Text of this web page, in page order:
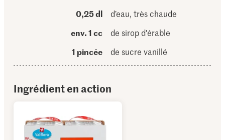
0,25 dl
d’eau, très chaude
env. 1 cc
de sirop d'érable
1 pincée
de sucre vanillé
Ingrédient en action